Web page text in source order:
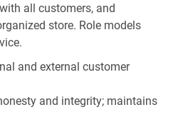
all customers, and
store. Role models
and external customer
and integrity; maintains